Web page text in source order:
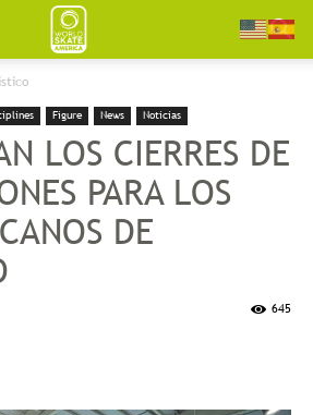
Figure News Noticias
LOS CIERRES DE
PARA LOS
DE
645